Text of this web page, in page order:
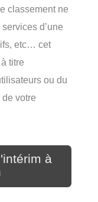
classement ne
d’une
etc… cet
titre
ou du
votre
à